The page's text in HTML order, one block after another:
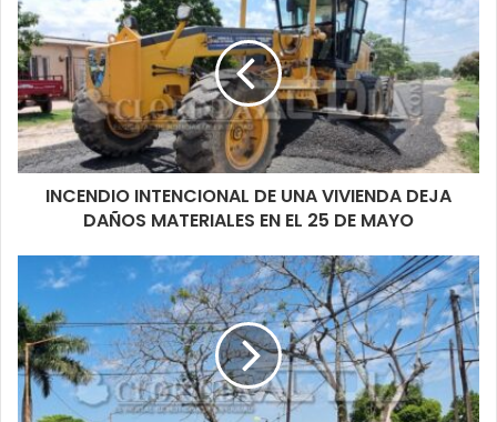
INCENDIO INTENCIONAL DE UNA VIVIENDA DEJA
DAÑOS MATERIALES EN EL 25 DE MAYO